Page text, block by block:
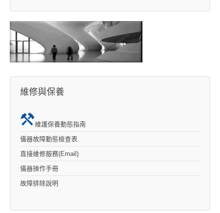
維修與保養
維護保養動態指南
儀器故障動態檢查表
直接維修服務(Email)
儀器操作手冊
故障排除說明